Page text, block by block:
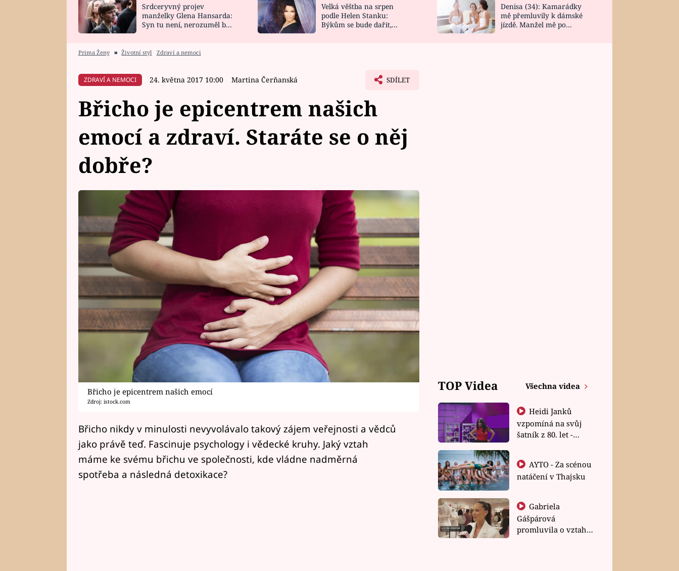
HOROSKOP NA
CELEBRITY
VAŘENÍ
NOVINKY
VIDEORECEPTY
DESIGN
Srdceryvný projev
manželky Glena Hansarda:
Syn tu není, nerozuměl by
Velká věštba na srpen
podle Helen Stanku:
Býkům se bude dařit,
Denisa (34): Kamarádky
mě přemluvily k dámské
jízdě. Manžel mě po
Prima Ženy ■ Životní styl Zdraví a nemoci
ZDRAVÍ A NEMOCI 24. května 2017 10:00 Martina Čerňanská SDÍLET
Břicho je epicentrem našich
emocí a zdraví. Staráte se o něj
dobře?
Břicho je epicentrem našich emocí
Zdroj: istock.com
Břicho nikdy v minulosti nevyvolávalo takový zájem veřejnosti a vědců
jako právě teď. Fascinuje psychology i vědecké kruhy. Jaký vztah
máme ke svému břichu ve společnosti, kde vládne nadměrná
spotřeba a následná detoxikace?
TOP Videa Všechna videa
Heidi Janků
vzpomíná na svůj
šatník z 80. let -
natáčení v Thajsku
Gabriela
Gášpárová
promluvila o vztahu